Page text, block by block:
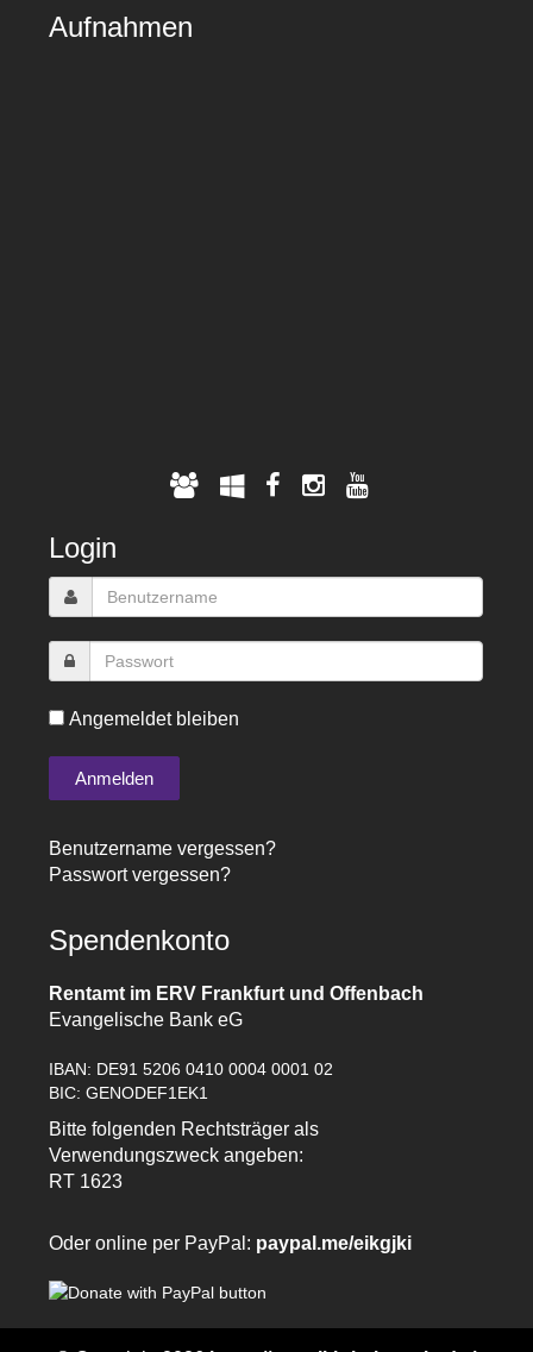
Aufnahmen
Login
Angemeldet bleiben
Benutzername vergessen?
Passwort vergessen?
Spendenkonto
Rentamt im ERV Frankfurt und Offenbach
Evangelische Bank eG
IBAN: DE91 5206 0410 0004 0001 02
BIC: GENODEF1EK1
Bitte folgenden Rechtsträger als
Verwendungszweck angeben:
RT 1623
Oder online per PayPal: paypal.me/eikgjki